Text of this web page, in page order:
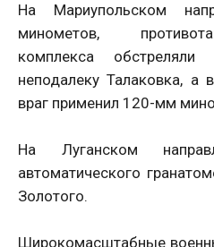
На Мариупольском
минометов,
комплекса
неподалеку Талаковка, а
враг применил 120-мм
На Луганском
автоматического
Золотого.
Широкомасштабные